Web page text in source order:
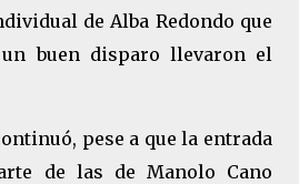
de Alba Redondo que
buen disparo llevaron el
pese a que la entrada
de las de Manolo Cano